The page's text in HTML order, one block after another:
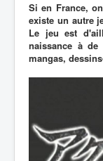
Si en France,
existe un autre
Le jeu est
naissance à de
mangas,